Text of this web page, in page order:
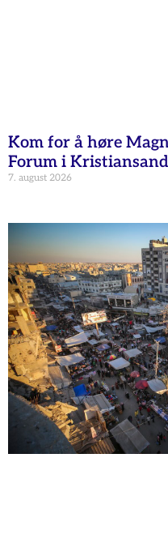
Kom for å høre
Forum i Kristiansand
7. august 2026